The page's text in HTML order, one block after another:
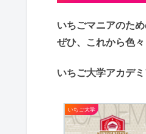
いちごマニアのた
ぜひ、これから色
いちご大学アカデ
いちご大学